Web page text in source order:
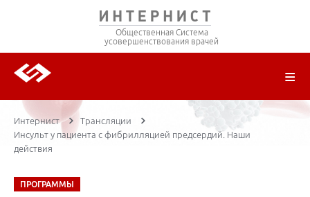
Общественная Система
усовершенствования врачей
Интернист
Трансляции
Инсульт у пациента с фибрилляцией предсердий. Наши
действия
ПРОГРАММЫ